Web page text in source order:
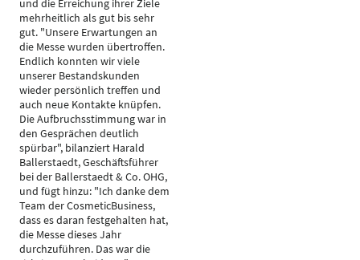
und die Erreichung ihrer Ziele
mehrheitlich als gut bis sehr
gut. "Unsere Erwartungen an
die Messe wurden übertroffen.
Endlich konnten wir viele
unserer Bestandskunden
wieder persönlich treffen und
auch neue Kontakte knüpfen.
Die Aufbruchsstimmung war in
den Gesprächen deutlich
spürbar", bilanziert Harald
Ballerstaedt, Geschäftsführer
bei der Ballerstaedt & Co. OHG,
und fügt hinzu: "Ich danke dem
Team der CosmeticBusiness,
dass es daran festgehalten hat,
die Messe dieses Jahr
durchzuführen. Das war die